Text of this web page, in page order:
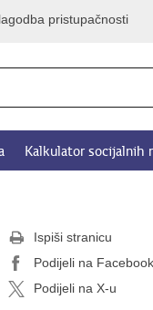
pristupačnosti
Kalkulator socijalnih
Ispiši stranicu
Podijeli na
Podijeli na X-u